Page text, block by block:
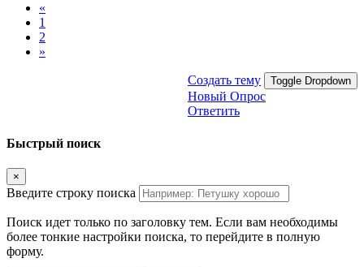
«
1
2
»
Создать тему Toggle Dropdown
Новый Опрос
Ответить
Быстрый поиск
×
Введите строку поиска
Поиск идет только по заголовку тем. Если вам необходимы
более тонкие настройки поиска, то перейдите в полную
форму.